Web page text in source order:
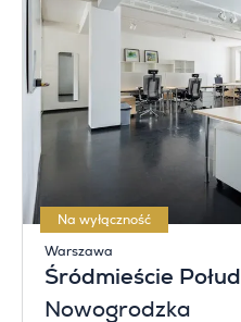
Na wyłączność
Warszawa
Śródmieście
Nowogrodzka